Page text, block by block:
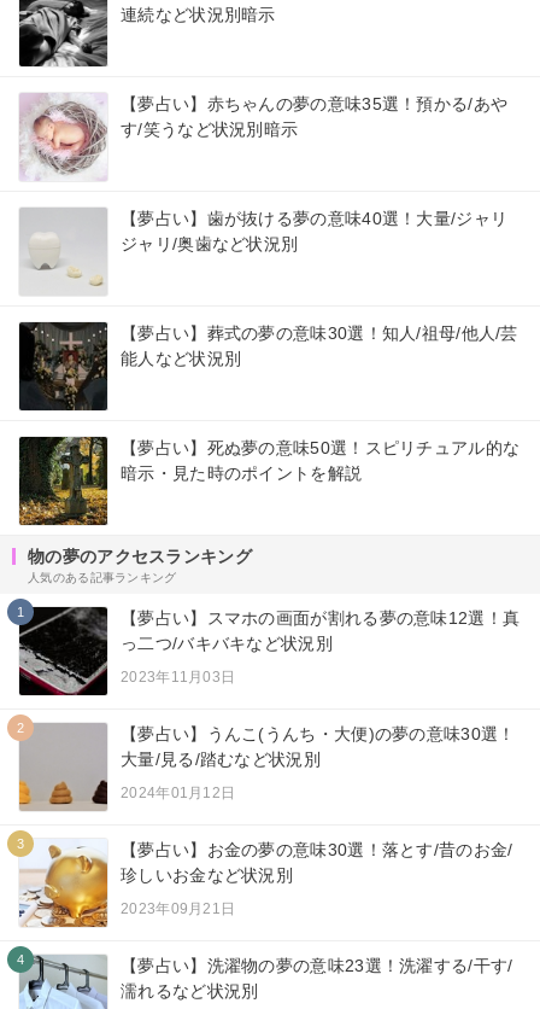
連続など状況別暗示
【夢占い】赤ちゃんの夢の意味35選！預かる/あや
す/笑うなど状況別暗示
【夢占い】歯が抜ける夢の意味40選！大量/ジャリ
ジャリ/奥歯など状況別
【夢占い】葬式の夢の意味30選！知人/祖母/他人/芸
能人など状況別
【夢占い】死ぬ夢の意味50選！スピリチュアル的な
暗示・見た時のポイントを解説
物の夢のアクセスランキング
人気のある記事ランキング
1
【夢占い】スマホの画面が割れる夢の意味12選！真
っ二つ/バキバキなど状況別
2023年11月03日
2
【夢占い】うんこ(うんち・大便)の夢の意味30選！
大量/見る/踏むなど状況別
2024年01月12日
3
【夢占い】お金の夢の意味30選！落とす/昔のお金/
珍しいお金など状況別
2023年09月21日
4
【夢占い】洗濯物の夢の意味23選！洗濯する/干す/
濡れるなど状況別